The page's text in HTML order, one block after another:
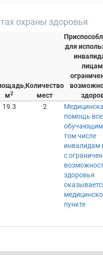
охраны здоровья
м2
Количество
мест
для
19.3 2
помощь
том числе
инвалидам
с
здоровья
пункте